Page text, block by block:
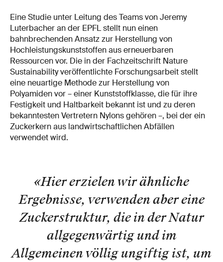
Eine Studie unter Leitung des Teams von Jeremy
Luterbacher an der EPFL stellt nun einen
bahnbrechenden Ansatz zur Herstellung von
Hochleistungskunststoffen aus erneuerbaren
Ressourcen vor. Die in der Fachzeitschrift Nature
Sustainability veröffentlichte Forschungsarbeit stellt
eine neuartige Methode zur Herstellung von
Polyamiden vor – einer Kunststoffklasse, die für ihre
Festigkeit und Haltbarkeit bekannt ist und zu deren
bekanntesten Vertretern Nylons gehören –, bei der ein
Zuckerkern aus landwirtschaftlichen Abfällen
verwendet wird.
«Hier erzielen wir ähnliche
Ergebnisse, verwenden aber eine
Zuckerstruktur, die in der Natur
allgegenwärtig und im
Allgemeinen völlig ungiftig ist, um